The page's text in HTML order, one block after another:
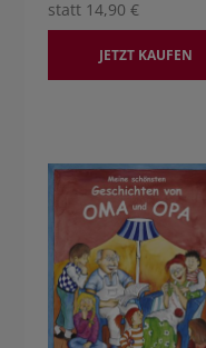
statt 14,90 €
JETZT KAUFEN